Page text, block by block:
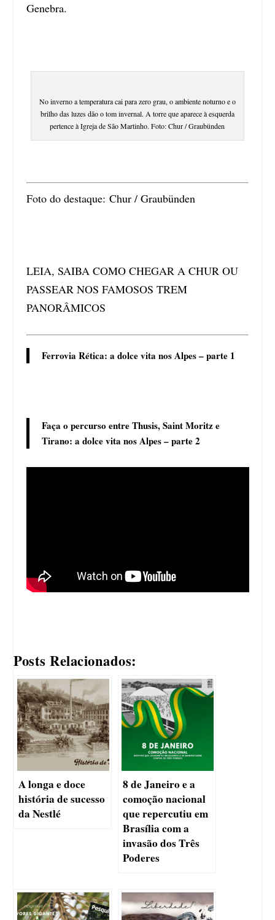
Genebra.
No inverno a temperatura cai para zero grau, o ambiente noturno e o
brilho das luzes dão o tom invernal. A torre que aparece à esquerda
pertence à Igreja de São Martinho. Foto: Chur / Graubünden
Foto do destaque: Chur / Graubünden
LEIA, SAIBA COMO CHEGAR A CHUR OU
PASSEAR NOS FAMOSOS TREM
PANORÂMICOS
Ferrovia Rética: a dolce vita nos Alpes – parte 1
Faça o percurso entre Thusis, Saint Moritz e
Tirano: a dolce vita nos Alpes – parte 2
Posts Relacionados:
A longa e doce
história de sucesso
da Nestlé
8 de Janeiro e a
comoção nacional
que repercutiu em
Brasília com a
invasão dos Três
Poderes